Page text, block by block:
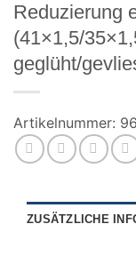
Reduzierung
(41×1,5/
geglüht/
Artikelnummer:
ZUSÄTZLICHE